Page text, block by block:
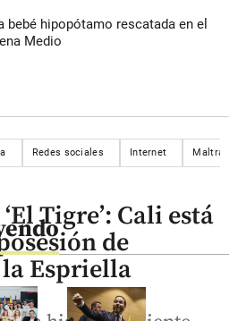
bebé hipopótamo rescatada en el
Medio
Redes sociales Internet Maltrato
Tigre’: Cali está
de
Espriella